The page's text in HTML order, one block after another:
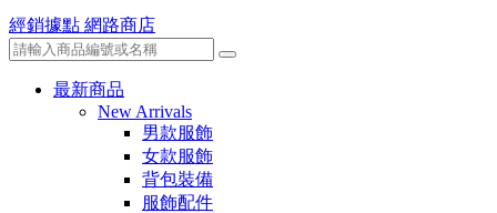
經銷據點 網路商店
最新商品
New Arrivals
男款服飾
女款服飾
背包裝備
服飾配件